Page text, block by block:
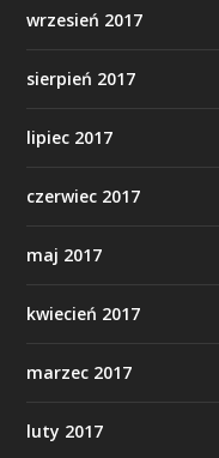
wrzesień 2017
sierpień 2017
lipiec 2017
czerwiec 2017
maj 2017
kwiecień 2017
marzec 2017
luty 2017